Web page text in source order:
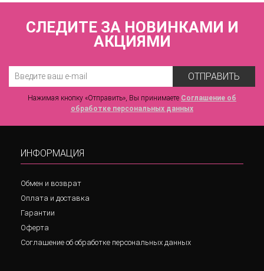
СЛЕДИТЕ ЗА НОВИНКАМИ И
АКЦИЯМИ
ОТПРАВИТЬ
Нажимая кнопку «Отправить», Вы принимаете Соглашение об
обработке персональных данных
ИНФОРМАЦИЯ
Обмен и возврат
Оплата и доставка
Гарантии
Оферта
Соглашение об обработке персональных данных